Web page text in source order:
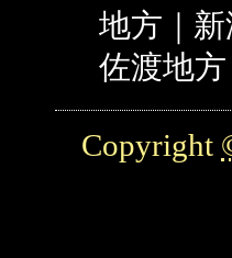
地方｜
佐渡地
Copyright